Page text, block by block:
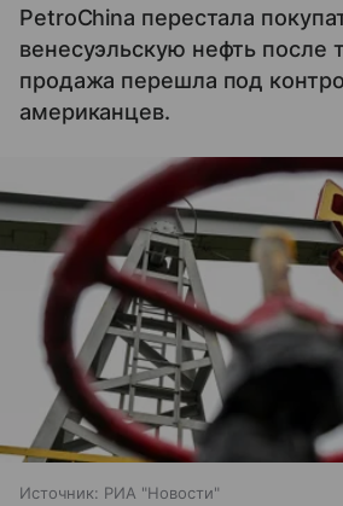
PetroChina перестала
венесуэльскую нефть после
продажа перешла под
американцев.
Источник: РИА "Новости"